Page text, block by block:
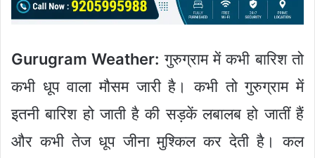
Gurugram Weather: गुरुग्राम में कभी बारिश तो
कभी धूप वाला मौसम जारी है। कभी तो गुरुग्राम में
इतनी बारिश हो जाती है की सड़कें लबालब हो जातीं हैं
और कभी तेज धूप जीना मुश्किल कर देती है। कल